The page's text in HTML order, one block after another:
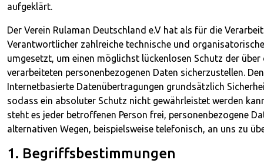
aufgeklärt.
Der Verein Rulaman Deutschland e.V hat als für die
Verantwortlicher zahlreiche technische und
umgesetzt, um einen möglichst lückenlosen Schutz der über
verarbeiteten personenbezogenen Daten sicherzustellen.
Internetbasierte Datenübertragungen grundsätzlich
sodass ein absoluter Schutz nicht gewährleistet werden
steht es jeder betroffenen Person frei, personenbezogene
alternativen Wegen, beispielsweise telefonisch, an uns zu
1. Begriffsbestimmungen